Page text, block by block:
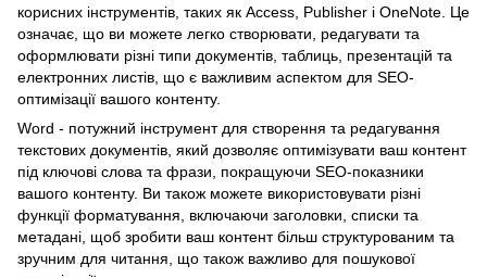
корисних інструментів, таких як Access, Publisher і OneNote. Це
означає, що ви можете легко створювати, редагувати та
оформлювати різні типи документів, таблиць, презентацій та
електронних листів, що є важливим аспектом для SEO-
оптимізації вашого контенту.
Word - потужний інструмент для створення та редагування
текстових документів, який дозволяє оптимізувати ваш контент
під ключові слова та фрази, покращуючи SEO-показники
вашого контенту. Ви також можете використовувати різні
функції форматування, включаючи заголовки, списки та
метадані, щоб зробити ваш контент більш структурованим та
зручним для читання, що також важливо для пошукової